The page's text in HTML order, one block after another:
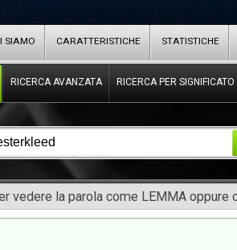
SIAMO CARATTERISTICHE STATISTICHE
RICERCA AVANZATA RICERCA PER SIGNIFICATO
vedere la parola come LEMMA oppure